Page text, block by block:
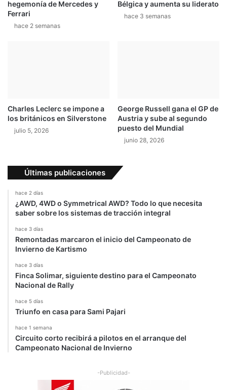
hegemonía de Mercedes y
Ferrari
hace 2 semanas
Bélgica y aumenta su liderato
hace 3 semanas
Charles Leclerc se impone a
los británicos en Silverstone
julio 5, 2026
George Russell gana el GP de
Austria y sube al segundo
puesto del Mundial
junio 28, 2026
Últimas publicaciones
hace 2 días
¿AWD, 4WD o Symmetrical AWD? Todo lo que necesita
saber sobre los sistemas de tracción integral
hace 3 días
Remontadas marcaron el inicio del Campeonato de
Invierno de Kartismo
hace 3 días
Finca Solimar, siguiente destino para el Campeonato
Nacional de Rally
hace 5 días
Triunfo en casa para Sami Pajari
hace 1 semana
Circuito corto recibirá a pilotos en el arranque del
Campeonato Nacional de Invierno
-Publicidad-